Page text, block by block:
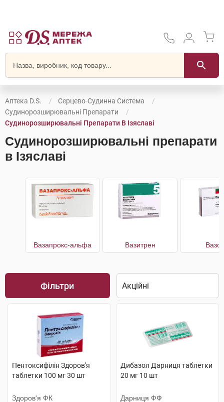
Аптека D.S.
Серцево-Судинна Система
Судинорозширювальні Препарати
Судинорозширювальні Препарати В Ізяславі
Судинорозширювальні препарати
в Ізяславі
Вазапрокс-альфа Вазитрен
Фільтри
Пентоксифілін Здоров'я
таблетки 100 мг 30 шт
Здоров'я ФК
Дибазол Дарниця таблетки
20 мг 10 шт
Дарниця ФФ